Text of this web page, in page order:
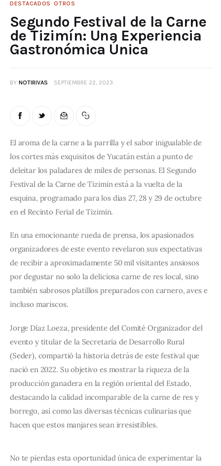
DESTACADOS OTROS
Segundo Festival de la Carne
de Tizimín: Una Experiencia
Gastronómica Única
BY NOTIRIVAS SEPTIEMBRE 22, 2023
El aroma de la carne a la parrilla y el sabor inigualable de
los cortes más exquisitos de Yucatán están a punto de
deleitar los paladares de miles de personas. El Segundo
Festival de la Carne de Tizimín está a la vuelta de la
esquina, programado para los días 27, 28 y 29 de octubre
en el Recinto Ferial de Tizimín.
En una emocionante rueda de prensa, los apasionados
organizadores de este evento revelaron sus expectativas
de recibir a aproximadamente 50 mil visitantes ansiosos
por degustar no solo la deliciosa carne de res local, sino
también sabrosos platillos preparados con carnero, aves e
incluso mariscos.
Jorge Díaz Loeza, presidente del Comité Organizador del
evento y titular de la Secretaría de Desarrollo Rural
(Seder), compartió la historia detrás de este festival que
nació en 2022. Su objetivo es mostrar la riqueza de la
producción ganadera en la región oriental del Estado,
destacando la calidad incomparable de la carne de res y
borrego, así como las diversas técnicas culinarias que
hacen que estos manjares sean irresistibles.
No te pierdas esta oportunidad única de experimentar la